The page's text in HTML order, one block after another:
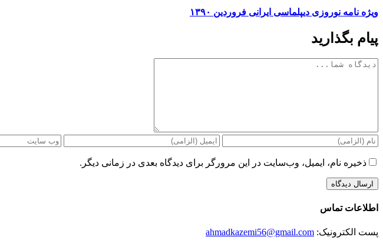
ویژه نامه نوروزی دیپلماسی ایرانی فروردین ۱۳۹۰
پیام بگذارید
دیدگاه
ذخیره نام، ایمیل، وب‌سایت در این مرورگر برای دیدگاه بعدی در زمانی دیگر.
اطلاعات تماس
پست الکترونیک: ahmadkazemi56@gmail.com